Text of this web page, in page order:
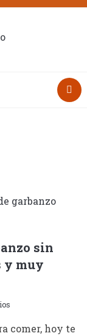
sin
y muy
comer, hoy te